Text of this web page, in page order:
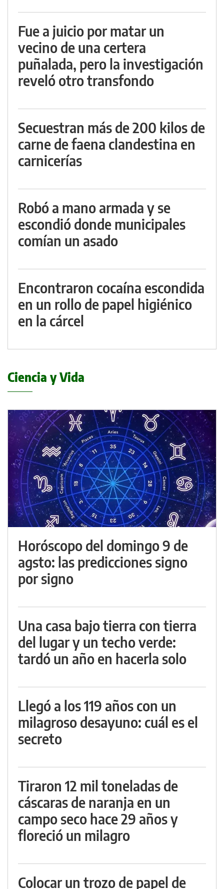
Fue a juicio por matar un
vecino de una certera
puñalada, pero la investigación
reveló otro transfondo
Secuestran más de 200 kilos de
carne de faena clandestina en
carnicerías
Robó a mano armada y se
escondió donde municipales
comían un asado
Encontraron cocaína escondida
en un rollo de papel higiénico
en la cárcel
Ciencia y Vida
Horóscopo del domingo 9 de
agsto: las predicciones signo
por signo
Una casa bajo tierra con tierra
del lugar y un techo verde:
tardó un año en hacerla solo
Llegó a los 119 años con un
milagroso desayuno: cuál es el
secreto
Tiraron 12 mil toneladas de
cáscaras de naranja en un
campo seco hace 29 años y
floreció un milagro
Colocar un trozo de papel de